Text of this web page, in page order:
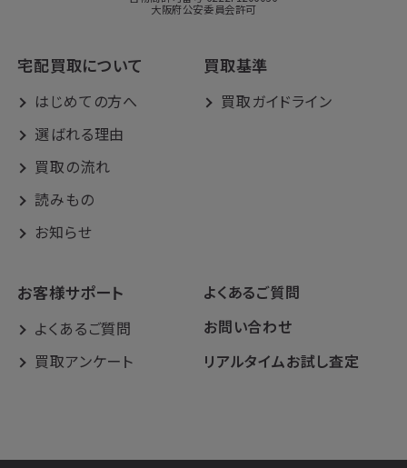
大阪府公安委員会許可
宅配買取について
はじめての方へ
選ばれる理由
買取の流れ
読みもの
お知らせ
買取基準
買取ガイドライン
お客様サポート
よくあるご質問
買取アンケート
よくあるご質問
お問い合わせ
リアルタイムお試し査定